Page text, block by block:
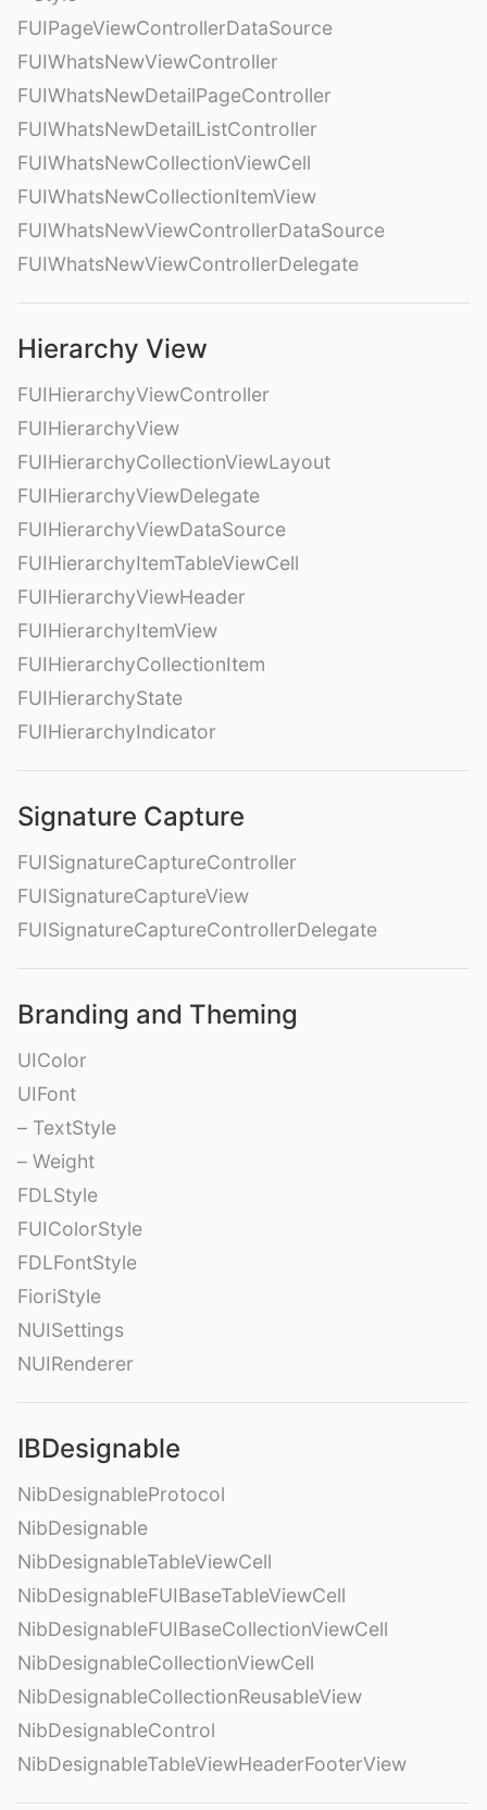
FUIPageViewControllerDataSource
FUIWhatsNewViewController
FUIWhatsNewDetailPageController
FUIWhatsNewDetailListController
FUIWhatsNewCollectionViewCell
FUIWhatsNewCollectionItemView
FUIWhatsNewViewControllerDataSource
FUIWhatsNewViewControllerDelegate
Hierarchy View
FUIHierarchyViewController
FUIHierarchyView
FUIHierarchyCollectionViewLayout
FUIHierarchyViewDelegate
FUIHierarchyViewDataSource
FUIHierarchyItemTableViewCell
FUIHierarchyViewHeader
FUIHierarchyItemView
FUIHierarchyCollectionItem
FUIHierarchyState
FUIHierarchyIndicator
Signature Capture
FUISignatureCaptureController
FUISignatureCaptureView
FUISignatureCaptureControllerDelegate
Branding and Theming
UIColor
UIFont
– TextStyle
– Weight
FDLStyle
FUIColorStyle
FDLFontStyle
FioriStyle
NUISettings
NUIRenderer
IBDesignable
NibDesignableProtocol
NibDesignable
NibDesignableTableViewCell
NibDesignableFUIBaseTableViewCell
NibDesignableFUIBaseCollectionViewCell
NibDesignableCollectionViewCell
NibDesignableCollectionReusableView
NibDesignableControl
NibDesignableTableViewHeaderFooterView